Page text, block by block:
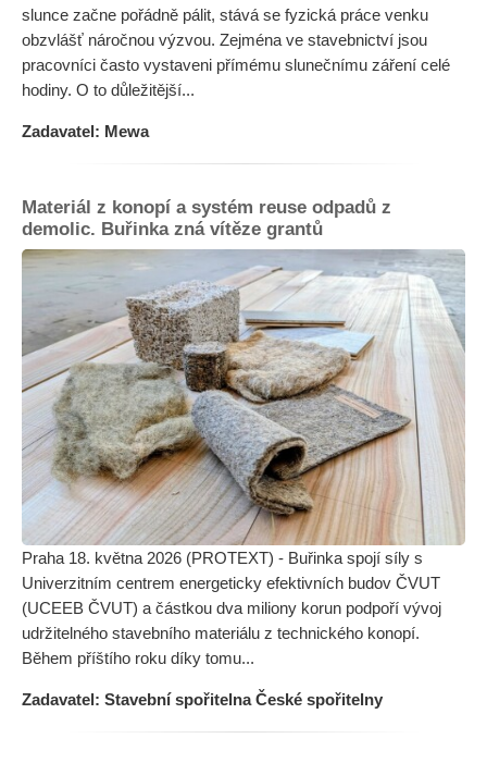
slunce začne pořádně pálit, stává se fyzická práce venku
obzvlášť náročnou výzvou. Zejména ve stavebnictví jsou
pracovníci často vystaveni přímému slunečnímu záření celé
hodiny. O to důležitější...
Zadavatel: Mewa
Materiál z konopí a systém reuse odpadů z
demolic. Buřinka zná vítěze grantů
Praha 18. května 2026 (PROTEXT) - Buřinka spojí síly s
Univerzitním centrem energeticky efektivních budov ČVUT
(UCEEB ČVUT) a částkou dva miliony korun podpoří vývoj
udržitelného stavebního materiálu z technického konopí.
Během příštího roku díky tomu...
Zadavatel: Stavební spořitelna České spořitelny